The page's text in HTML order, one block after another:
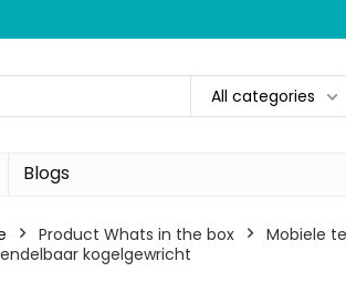
All categories
Blogs
Product Whats in the box
‎Mobiele
kogelgewricht